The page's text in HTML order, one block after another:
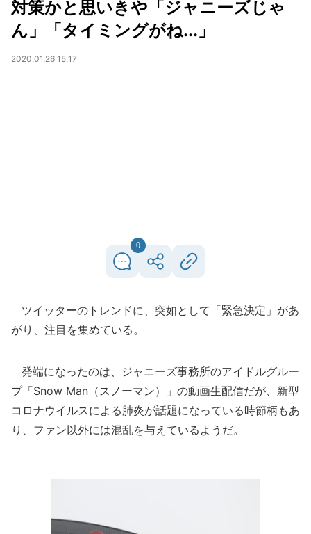
対策かと思いきや「ジャニーズじゃ
ん」「タイミングがね...」
2020.01.26 15:17
0
ツイッターのトレンドに、突如として「緊急決定」があ
がり、注目を集めている。
発端になったのは、ジャニーズ事務所のアイドルグルー
プ「Snow Man（スノーマン）」の動画生配信だが、新型
コロナウイルスによる肺炎が話題になっている時節柄もあ
り、ファン以外には混乱を与えているようだ。